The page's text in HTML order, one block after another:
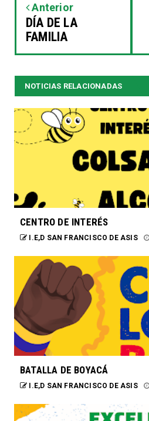
Anterior
DÍA DE LA
FAMILIA
NOTICIAS RELACIONADAS
CENTRO DE INTERÉS
I.E,D SAN FRANCISCO DE ASIS
BATALLA DE BOYACÁ
I.E,D SAN FRANCISCO DE ASIS